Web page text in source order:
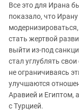
Все это для Ирана
показало, что
стать жертвой
выйти из-под
стал углублять
не ограничиваясь
улучшаются
Аравией и Египтом,
с Турцией.